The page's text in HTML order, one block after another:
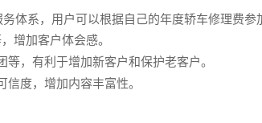
体系，用户可以根据自己的年度轿车修理费参
增加客户体会感。
，有利于增加新客户和保护老客户。
度，增加内容丰富性。